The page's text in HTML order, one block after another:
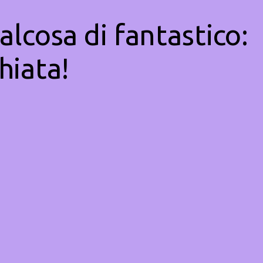
di fantastico: